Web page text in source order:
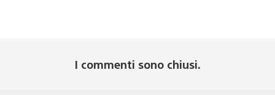
I commenti sono chiusi.